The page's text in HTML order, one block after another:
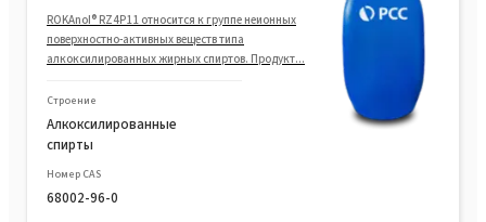
ROKAnol® RZ4P11 относится к группе неионных
поверхностно-активных веществ типа
алкоксилированных жирных спиртов. Продукт...
Строение
Алкоксилированные
спирты
Номер CAS
68002-96-0